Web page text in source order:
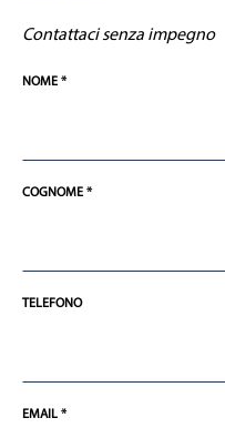
Contattaci senza impegno
NOME *
COGNOME *
TELEFONO
EMAIL *